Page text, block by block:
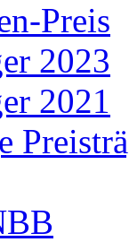
Preis
2023
2021